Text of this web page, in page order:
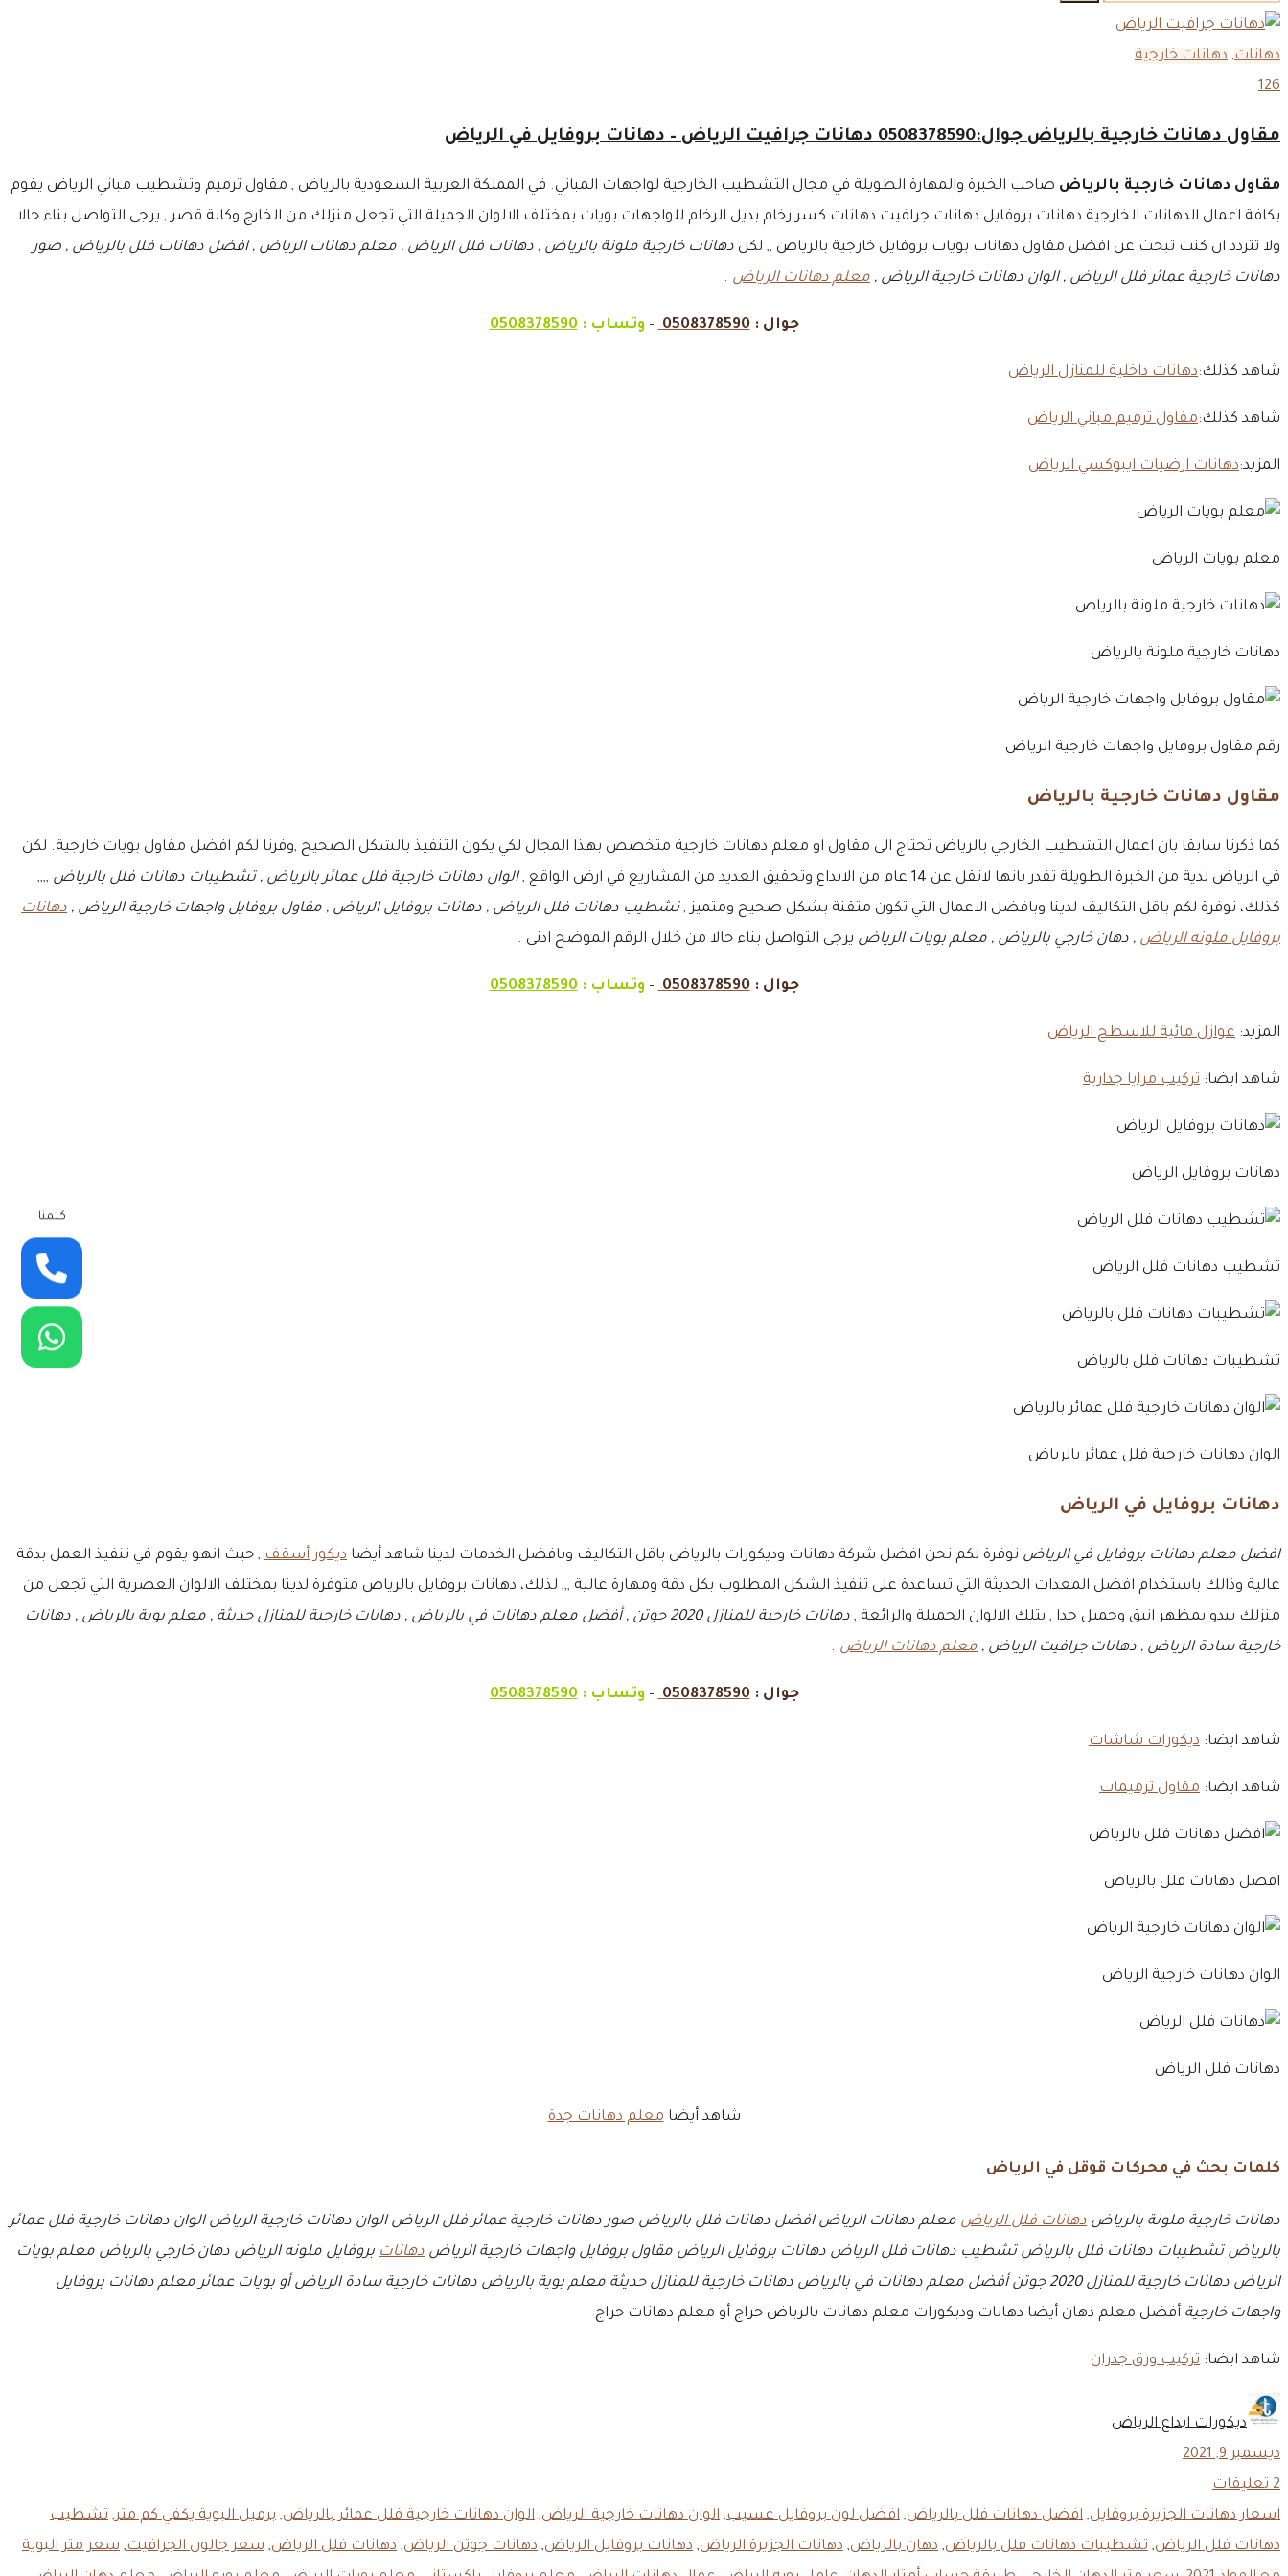
عن:
دهانات, دهانات خارجية
126
مقاول دهانات خارجية بالرياض جوال:0508378590 دهانات جرافيت الرياض – دهانات بروفايل في الرياض
مقاول دهانات خارجية بالرياض صاحب الخبرة والمهارة الطويلة في مجال التشطيب الخارجية لواجهات المباني. في المملكة العربية السعودية بالرياض , مقاول ترميم وتشطيب مباني الرياض يقوم
بكافة اعمال الدهانات الخارجية دهانات بروفايل دهانات جرافيت دهانات كسر رخام بديل الرخام للواجهات بويات بمختلف الالوان الجميلة التي تجعل منزلك من الخارج وكانة قصر , يرجى التواصل بناء حالا
ولا تتردد ان كنت تبحث عن افضل مقاول دهانات بويات بروفايل خارجية بالرياض ,, لكن دهانات خارجية ملونة بالرياض , دهانات فلل الرياض , معلم دهانات الرياض , افضل دهانات فلل بالرياض , صور
دهانات خارجية عمائر فلل الرياض , الوان دهانات خارجية الرياض , معلم دهانات الرياض .
جوال :0508378590
– وتساب :0508378590
شاهد كذلك:دهانات داخلية للمنازل الرياض
شاهد كذلك:مقاول ترميم مباني الرياض
المزيد:دهانات ارضيات ايبوكسي الرياض
معلم بويات الرياض
دهانات خارجية ملونة بالرياض
رقم مقاول بروفايل واجهات خارجية الرياض
مقاول دهانات خارجية بالرياض
كما ذكرنا سابقا بان اعمال التشطيب الخارجي بالرياض تحتاج الى مقاول او معلم دهانات خارجية متخصص بهذا المجال لكي يكون التنفيذ بالشكل الصحيح ,وفرنا لكم افضل مقاول بويات خارجية. لكن
في الرياض لدية من الخبرة الطويلة تقدر بانها لاتقل عن 14 عام من الابداع وتحقيق العديد من المشاريع في ارض الواقع ,
الوان دهانات خارجية فلل عمائر بالرياض , تشطيبات دهانات فلل بالرياض ,,,,
كذلك، نوفرة لكم باقل التكاليف لدينا وبافضل الاعمال التي تكون متقنة بشكل صحيح ومتميز , تشطيب دهانات فلل الرياض , دهانات بروفايل الرياض , مقاول بروفايل واجهات خارجية الرياض , دهانات
بروفايل ملونه الرياض , دهان خارجي بالرياض , معلم بويات الرياض يرجى التواصل بناء حالا من خلال الرقم الموضح ادنى .
جوال :0508378590
– وتساب :0508378590
المزيد: عوازل مائية للاسطح الرياض
شاهد ايضا: تركيب مرايا جدارية
دهانات بروفايل الرياض
تشطيب دهانات فلل الرياض
تشطيبات دهانات فلل بالرياض
الوان دهانات خارجية فلل عمائر بالرياض
دهانات بروفايل في الرياض
افضل معلم دهانات بروفايل في الرياض نوفرة لكم نحن افضل شركة دهانات وديكورات بالرياض باقل التكاليف وبافضل الخدمات لدينا شاهد أيضا ديكور أسقف , حيث انهو يقوم في تنفيذ العمل بدقة
عالية وذالك باستخدام افضل المعدات الحديثة التي تساعدة على تنفيذ الشكل المطلوب بكل دقة ومهارة عالية ,,, لذلك، دهانات بروفايل بالرياض متوفرة لدينا بمختلف الالوان العصرية التي تجعل من
منزلك يبدو بمظهر انيق وجميل جدا , بتلك الالوان الجميلة والرائعة ,
دهانات خارجية للمنازل 2020 جوتن , أفضل معلم دهانات في بالرياض , دهانات خارجية للمنازل حديثة , معلم بوية بالرياض , دهانات
خارجية سادة الرياض , دهانات جرافيت الرياض , معلم دهانات الرياض .
جوال :0508378590
– وتساب :0508378590
شاهد ايضا: ديكورات شاشات
شاهد ايضا: مقاول ترميمات
افضل دهانات فلل بالرياض
الوان دهانات خارجية الرياض
دهانات فلل الرياض
شاهد أيضامعلم دهانات جدة
كلمات بحث في محركات قوقل في الرياض
دهانات خارجية ملونة بالرياض دهانات فلل الرياض معلم دهانات الرياض افضل دهانات فلل بالرياض صور دهانات خارجية عمائر فلل الرياض الوان دهانات خارجية الرياض الوان دهانات خارجية فلل عمائر
بالرياض تشطيبات دهانات فلل بالرياض تشطيب دهانات فلل الرياض دهانات بروفايل الرياض مقاول بروفايل واجهات خارجية الرياض دهانات بروفايل ملونه الرياض دهان خارجي بالرياض معلم بويات
الرياض دهانات خارجية للمنازل 2020 جوتن أفضل معلم دهانات في بالرياض دهانات خارجية للمنازل حديثة معلم بوية بالرياض دهانات خارجية سادة الرياض أو بويات عمائر معلم دهانات بروفايل
واجهات خارجية أفضل معلم دهان أيضا دهانات وديكورات معلم دهانات بالرياض حراج أو معلم دهانات حراج
شاهد ايضا: تركيب ورق جدران
ديكورات ابداع الرياض
ديسمبر 9, 2021
2تعليقات
اسعار دهانات الجزيرة بروفايل, افضل دهانات فلل بالرياض, افضل لون بروفايل عسيب, الوان دهانات خارجية الرياض, الوان دهانات خارجية فلل عمائر بالرياض, برميل البوية يكفي كم متر, تشطيب
دهانات فلل الرياض, تشطيبات دهانات فلل بالرياض, دهان بالرياض, دهانات الجزيرة الرياض, دهانات بروفايل الرياض, دهانات جوتن الرياض, دهانات فلل الرياض, سعر جالون الجرافيت, سعر متر البوية
كلمنا